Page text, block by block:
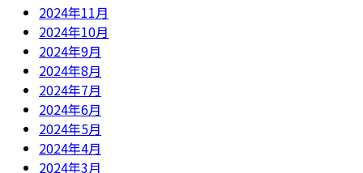
2024年11月
2024年10月
2024年9月
2024年8月
2024年7月
2024年6月
2024年5月
2024年4月
2024年3月